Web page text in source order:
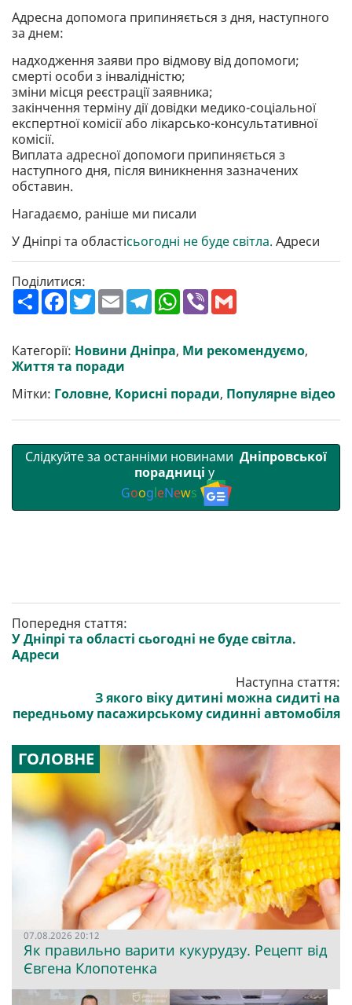
Адресна допомога припиняється з дня, наступного
за днем:
надходження заяви про відмову від допомоги;
смерті особи з інвалідністю;
зміни місця реєстрації заявника;
закінчення терміну дії довідки медико-соціальної
експертної комісії або лікарсько-консультативної
комісії.
Виплата адресної допомоги припиняється з
наступного дня, після виникнення зазначених
обставин.
Нагадаємо, раніше ми писали
У Дніпрі та областісьогодні не буде світла. Адреси
Поділитися:
П
о
р
и
т
F
a
b
o
o
T
w
t
e
r
E
m
l
T
e
g
r
W
h
s
A
V
r l
Категорії: Новини Дніпра, Ми рекомендуємо,
Життя та поради
Мітки: Головне, Корисні поради, Популярне відео
Слідкуйте за останніми новинами Дніпровської
порадниці у
GoogleNews
Попередня стаття:
У Дніпрі та області сьогодні не буде світла.
Адреси
Наступна стаття:
З якого віку дитині можна сидиті на
передньому пасажирському сидинні автомобіля
ГОЛОВНЕ
07.08.2026 20:12
Як правильно варити кукурудзу. Рецепт від
Євгена Клопотенка